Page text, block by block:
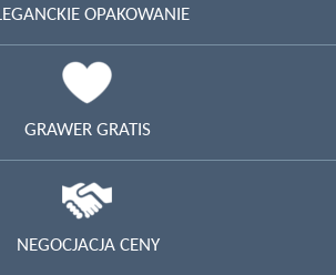
OPAKOWANIE
GRAWER GRATIS
NEGOCJACJA CENY